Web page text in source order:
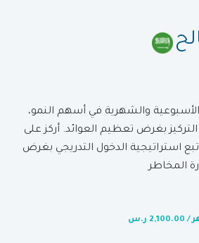
والشهرية في أسهم النمو،
بغرض تعظيم العوائد. أركز على
استراتيجية الدخول التدريجي بغرض
المخاطر
ر.س